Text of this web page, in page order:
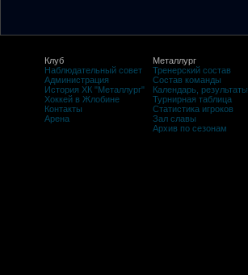
Клуб
Наблюдательный совет
Администрация
История ХК "Металлург"
Хоккей в Жлобине
Контакты
Арена
Металлург
Тренерский состав
Состав команды
Календарь, результаты
Турнирная таблица
Статистика игроков
Зал славы
Архив по сезонам